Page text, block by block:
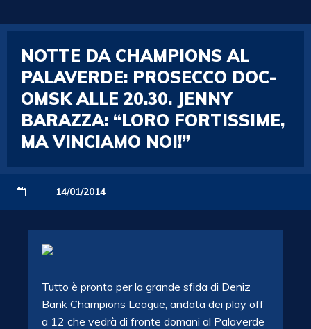
NOTTE DA CHAMPIONS AL
PALAVERDE: PROSECCO DOC-
OMSK ALLE 20.30. JENNY
BARAZZA: “LORO FORTISSIME,
MA VINCIAMO NOI!”
14/01/2014
Tutto è pronto per la grande sfida di Deniz
Bank Champions League, andata dei play off
a 12 che vedrà di fronte domani al Palaverde